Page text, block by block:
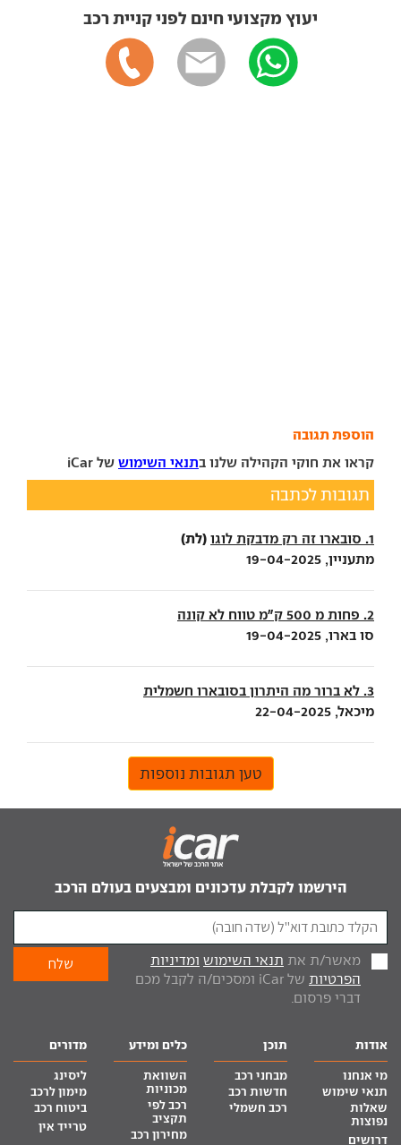
יעוץ מקצועי חינם לפני קניית רכב
הוספת תגובה
קראו את חוקי הקהילה שלנו בתנאי השימוש של iCar
תגובות לכתבה
1. סובארו זה רק מדבקת לוגו (לת)
מתעניין, 19-04-2025
2. פחות מ 500 ק״מ טווח לא קונה
סו בארו, 19-04-2025
3. לא ברור מה היתרון בסובארו חשמלית
מיכאל, 22-04-2025
טען תגובות נוספות
הירשמו לקבלת עדכונים ומבצעים בעולם הרכב
מאשר/ת את תנאי השימוש ומדיניות
הפרטיות
של iCar ומסכים/ה לקבל מכם
דברי פרסום.
אודות
מי אנחנו
תנאי שימוש
שאלות
נפוצות
דרושים
תוכן
מבחני רכב
חדשות רכב
רכב חשמלי
כלים ומידע
השוואת
מכוניות
רכב לפי
תקציב
מחירון רכב
מדורים
ליסינג
מימון לרכב
ביטוח רכב
טרייד אין